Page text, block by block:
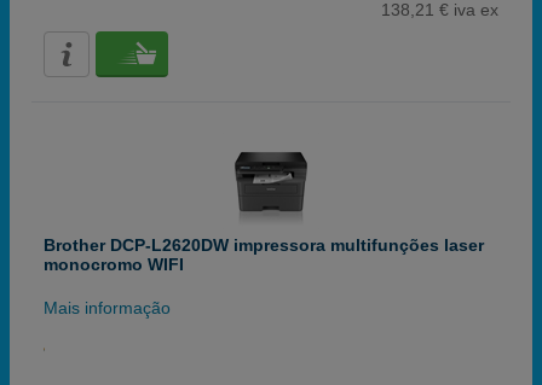
138,21 € iva ex
Brother DCP-L2620DW impressora multifunções laser
monocromo WIFI
Mais informação